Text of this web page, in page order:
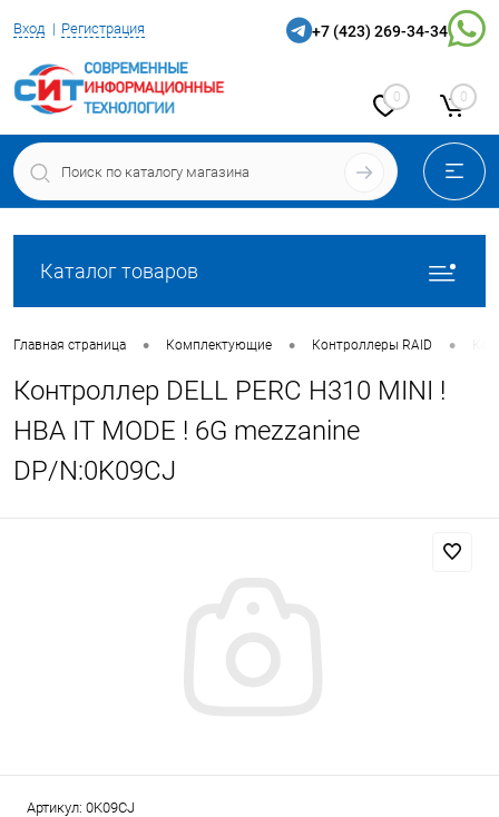
Вход Регистрация +7 (423) 269-34-34
0 0
Каталог товаров
Главная страница • Комплектующие • Контроллеры RAID •
Контроллер DELL PERC H310 MINI !
HBA IT MODE ! 6G mezzanine
DP/N:0K09CJ
Артикул: 0K09CJ